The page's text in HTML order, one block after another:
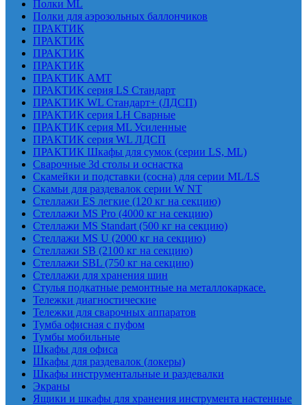
Полки ML
Полки для аэрозольных баллончиков
ПРАКТИК
ПРАКТИК
ПРАКТИК
ПРАКТИК
ПРАКТИК AMT
ПРАКТИК cерия LS Стандарт
ПРАКТИК WL Стандарт+ (ЛДСП)
ПРАКТИК серия LH Сварные
ПРАКТИК серия ML Усиленные
ПРАКТИК серия WL ЛДСП
ПРАКТИК Шкафы для сумок (серии LS, ML)
Сварочные 3d столы и оснастка
Скамейки и подставки (сосна) для серии ML/LS
Скамьи для раздевалок серии W NT
Стеллажи ES легкие (120 кг на секцию)
Стеллажи MS Pro (4000 кг на секцию)
Стеллажи MS Standart (500 кг на секцию)
Стеллажи MS U (2000 кг на секцию)
Стеллажи SB (2100 кг на секцию)
Стеллажи SBL (750 кг на секцию)
Стеллажи для хранения шин
Стулья подкатные ремонтные на металлокаркасе.
Тележки диагностические
Тележки для сварочных аппаратов
Тумба офисная с пуфом
Тумбы мобильные
Шкафы для офиса
Шкафы для раздевалок (локеры)
Шкафы инструментальные и раздевалки
Экраны
Ящики и шкафы для хранения инструмента настенные